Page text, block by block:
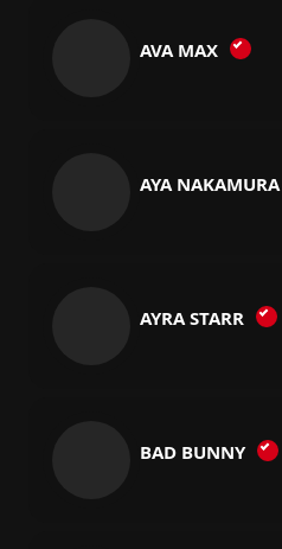
AVA MAX
AYA NAKAMURA
AYRA STARR
BAD BUNNY